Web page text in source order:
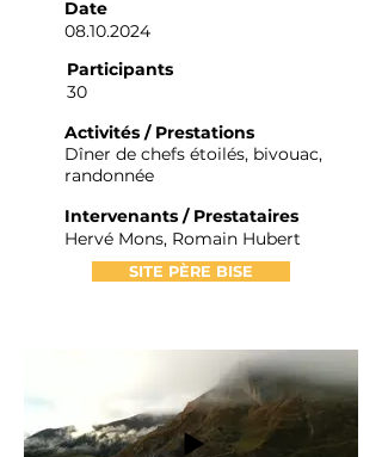
Date
08.10.2024
Participants
30
Activités / Prestations
Dîner de chefs étoilés, bivouac,
randonnée
Intervenants / Prestataires
Hervé Mons, Romain Hubert
SITE PÈRE BISE